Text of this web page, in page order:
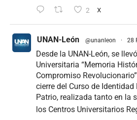
2 X
UNAN-León @unanleon · 28
Desde la UNAN-León, se
Universitaria “Memoria
Compromiso
cierre del Curso de
Patrio, realizada tanto en la
los Centros Universitarios